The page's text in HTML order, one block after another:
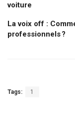
voiture
La voix off :
professionnels ?
Tags: 1